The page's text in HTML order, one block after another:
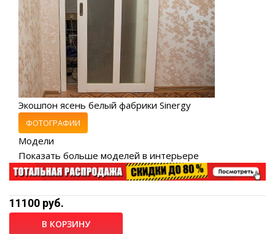
Экошпон ясень белый фабрики Sinergy
ФОТОГРАФИИ
Модели
Показать больше моделей в интерьере
11100 руб.
В КОРЗИНУ